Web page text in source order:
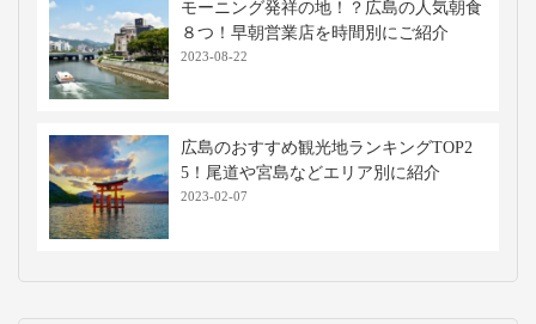
モーニング発祥の地！？広島の人気朝食
８つ！早朝営業店を時間別にご紹介
2023-08-22
広島のおすすめ観光地ランキングTOP2
5！尾道や宮島などエリア別に紹介
2023-02-07